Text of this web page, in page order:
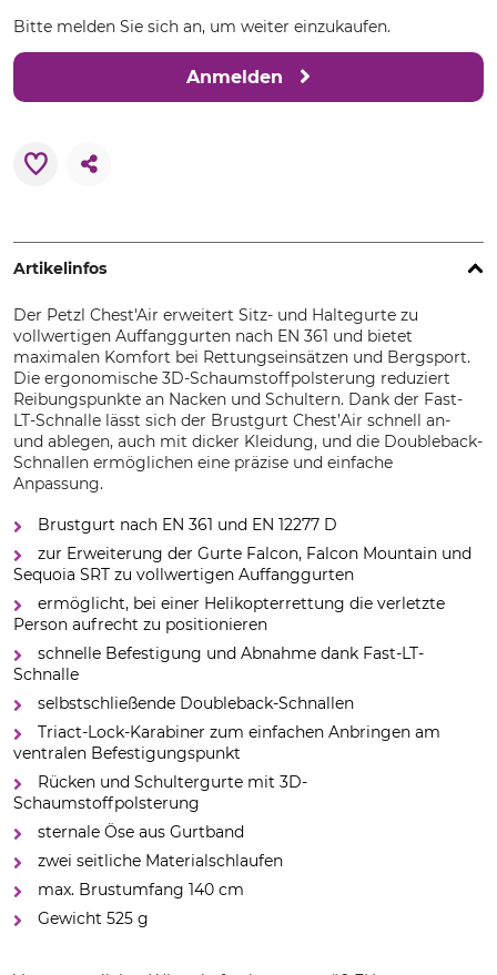
Bitte melden Sie sich an, um weiter einzukaufen.
Anmelden
Artikelinfos
Der Petzl Chest'Air erweitert Sitz- und Haltegurte zu
vollwertigen Auffanggurten nach EN 361 und bietet
maximalen Komfort bei Rettungseinsätzen und Bergsport.
Die ergonomische 3D-Schaumstoffpolsterung reduziert
Reibungspunkte an Nacken und Schultern. Dank der Fast-
LT-Schnalle lässt sich der Brustgurt Chest’Air schnell an-
und ablegen, auch mit dicker Kleidung, und die Doubleback-
Schnallen ermöglichen eine präzise und einfache
Anpassung.
Brustgurt nach EN 361 und EN 12277 D
zur Erweiterung der Gurte Falcon, Falcon Mountain und
Sequoia SRT zu vollwertigen Auffanggurten
ermöglicht, bei einer Helikopterrettung die verletzte
Person aufrecht zu positionieren
schnelle Befestigung und Abnahme dank Fast-LT-
Schnalle
selbstschließende Doubleback-Schnallen
Triact-Lock-Karabiner zum einfachen Anbringen am
ventralen Befestigungspunkt
Rücken und Schultergurte mit 3D-
Schaumstoffpolsterung
sternale Öse aus Gurtband
zwei seitliche Materialschlaufen
max. Brustumfang 140 cm
Gewicht 525 g